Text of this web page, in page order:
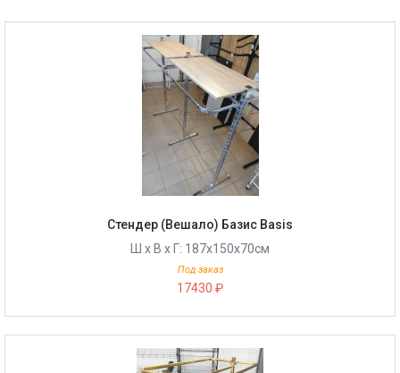
Стендер (Вешало) Базис Basis
Ш х В х Г: 187х150х70см
Под заказ
17430 ₽